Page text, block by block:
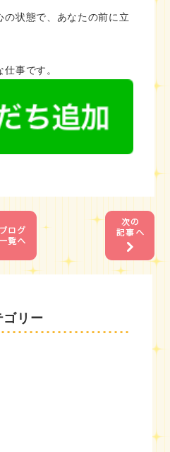
ゴリー
の状態で、あなたの前に立
事です。
1